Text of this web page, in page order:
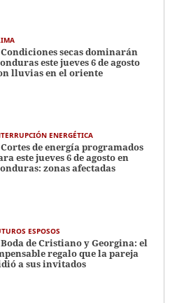
Condiciones secas dominarán
este jueves 6 de agosto
lluvias en el oriente
ENERGÉTICA
Cortes de energía programados
este jueves 6 de agosto en
zonas afectadas
ESPOSOS
Boda de Cristiano y Georgina: el
regalo que la pareja
a sus invitados